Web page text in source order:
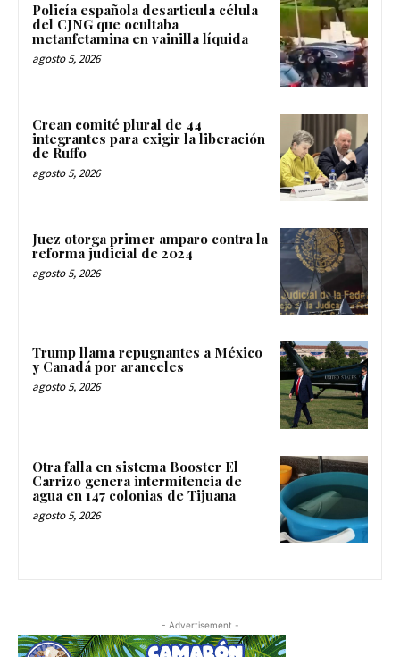
Policía española desarticula célula
del CJNG que ocultaba
metanfetamina en vainilla líquida
agosto 5, 2026
Crean comité plural de 44
integrantes para exigir la liberación
de Ruffo
agosto 5, 2026
Juez otorga primer amparo contra la
reforma judicial de 2024
agosto 5, 2026
Trump llama repugnantes a México
y Canadá por aranceles
agosto 5, 2026
Otra falla en sistema Booster El
Carrizo genera intermitencia de
agua en 147 colonias de Tijuana
agosto 5, 2026
- Advertisement -